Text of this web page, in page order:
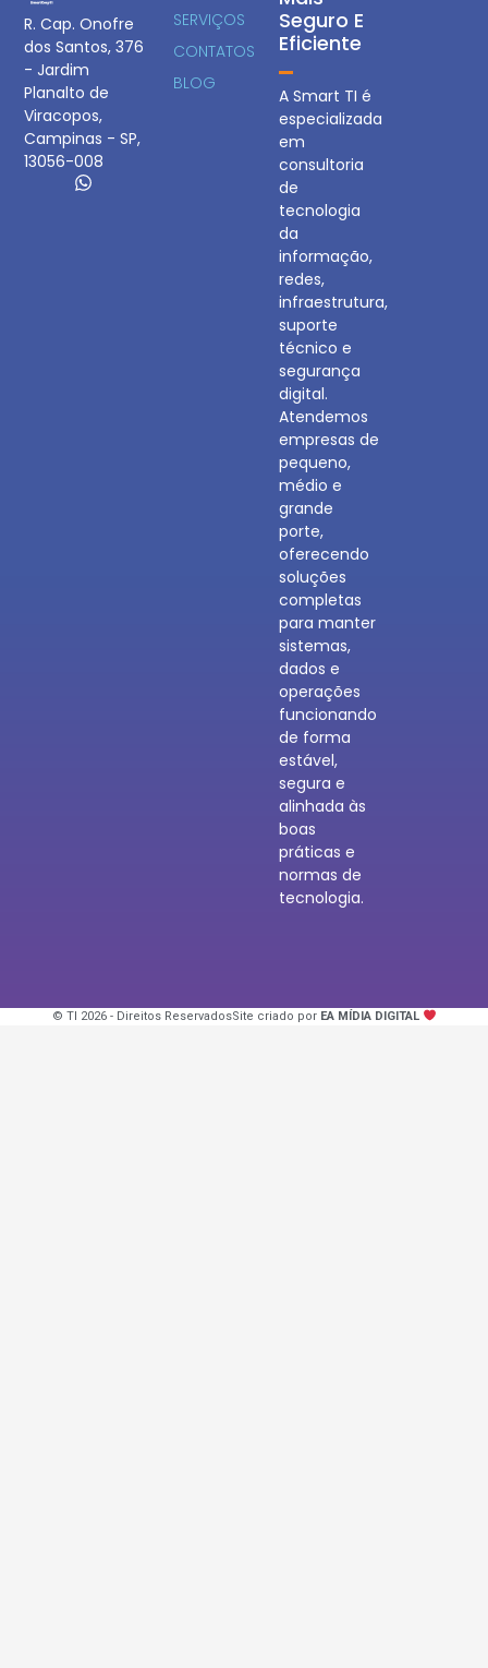
R. Cap. Onofre
dos Santos, 376
- Jardim
Planalto de
Viracopos,
Campinas - SP,
13056-008
Seguro E
Eficiente
A Smart TI é
especializada
em
consultoria
de
tecnologia
da
informação,
redes,
infraestrutura,
suporte
técnico e
segurança
digital.
Atendemos
empresas de
pequeno,
médio e
grande
porte,
oferecendo
soluções
completas
para manter
sistemas,
dados e
operações
funcionando
de forma
estável,
segura e
alinhada às
boas
práticas e
normas de
tecnologia.
SERVIÇOS
CONTATOS
BLOG
© TI 2026 - Direitos ReservadosSite criado por EA MÍDIA DIGITAL